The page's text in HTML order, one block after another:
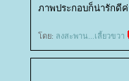
ภาพประกอบก็น่ารักดี
ดย: ลงสะพาน...เลี้ยวขวา